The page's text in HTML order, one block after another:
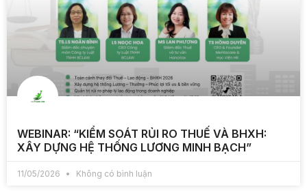
WEBINAR: “KIỂM SOÁT RỦI RO THUẾ VÀ BHXH:
XÂY DỰNG HỆ THỐNG LƯƠNG MINH BẠCH”
11/05/2026 Không có bình luận